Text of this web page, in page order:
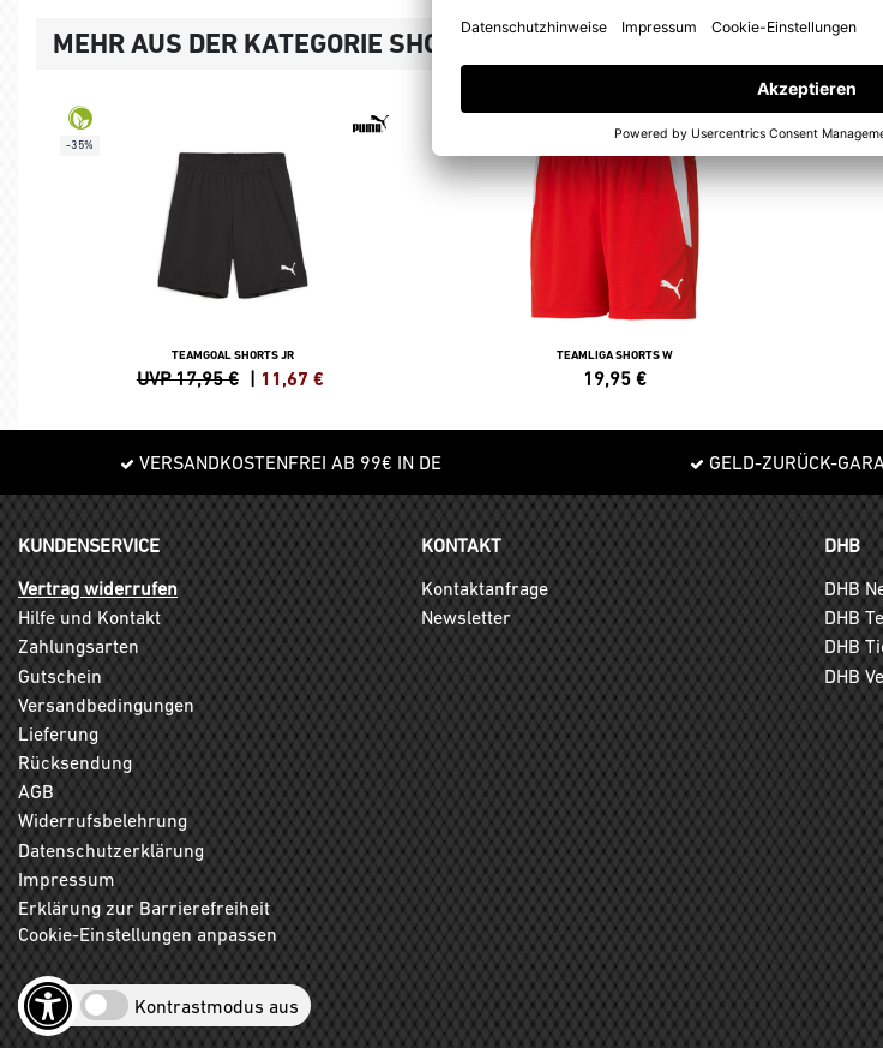
MEHR AUS DER KATEGORIE SHORTS
-35%
TEAMGOAL SHORTS JR
UVP 17,95 € | 11,67 €
TEAMLIGA SHORTS W
19,95 €
-35%
VERSANDKOSTENFREI AB 99€ IN DE GELD-ZURÜCK-
KUNDENSERVICE
Vertrag widerrufen
Hilfe und Kontakt
Zahlungsarten
Gutschein
Versandbedingungen
Lieferung
Rücksendung
AGB
Widerrufsbelehrung
Datenschutzerklärung
Impressum
Erklärung zur Barrierefreiheit
Cookie-Einstellungen anpassen
Kontrastmodus aus
KONTAKT
Kontaktanfrage
Newsletter
DHB
DHB
DHB
DHB
DHB